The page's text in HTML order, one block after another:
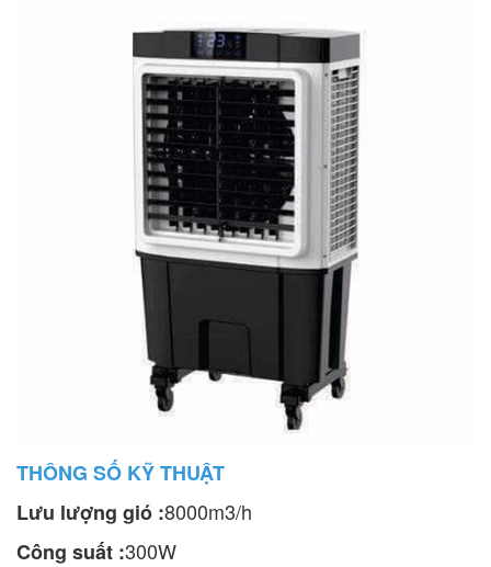
THÔNG SỐ KỸ THUẬT
Lưu lượng gió :8000m3/h
Công suất :300W